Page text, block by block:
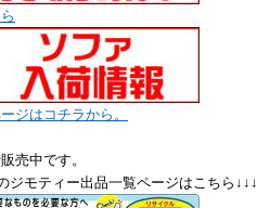
ジはコチラから。
売中です。
ジモティー出品一覧ページはこちら↓↓↓